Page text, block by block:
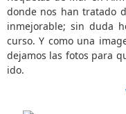
donde nos han tratado
inmejorable; sin duda
curso. Y como una
dejamos las fotos para
ido.